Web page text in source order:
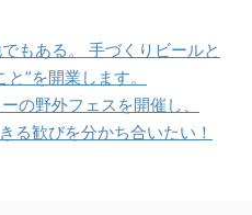
もある。 手づくりビールと
”を開業します。
の野外フェスを開催し、
る歓びを分かち合いたい！